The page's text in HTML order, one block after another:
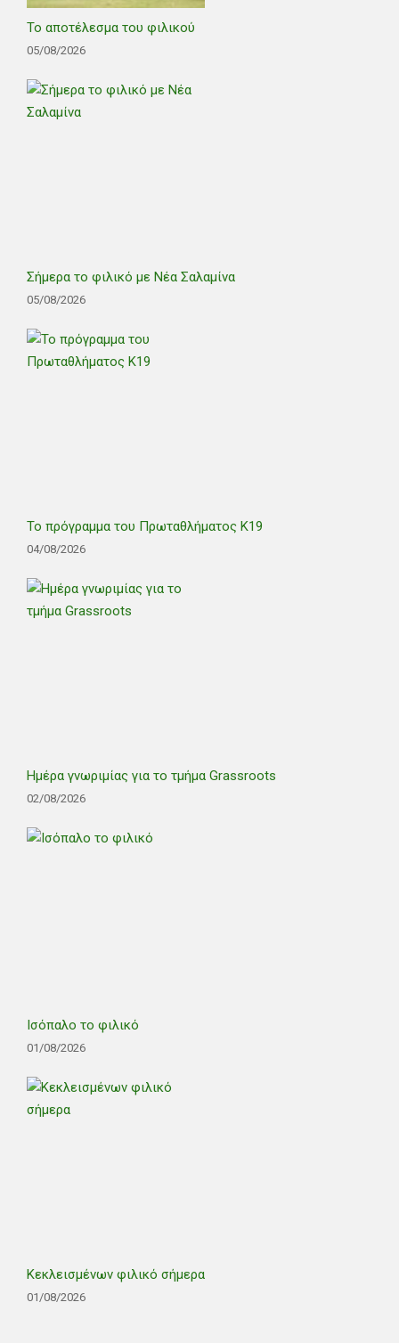
Το αποτέλεσμα του φιλικού
05/08/2026
Σήμερα το φιλικό με Νέα Σαλαμίνα
05/08/2026
Το πρόγραμμα του Πρωταθλήματος Κ19
04/08/2026
Ημέρα γνωριμίας για το τμήμα Grassroots
02/08/2026
Ισόπαλο το φιλικό
01/08/2026
Κεκλεισμένων φιλικό σήμερα
01/08/2026